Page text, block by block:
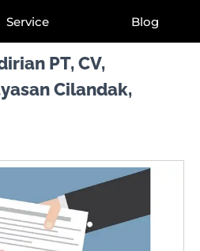
Service Blog
PT, CV,
Cilandak,